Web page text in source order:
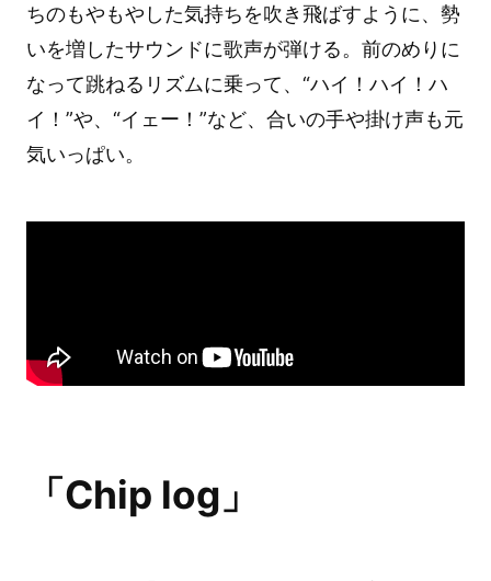
ちのもやもやした気持ちを吹き飛ばすように、勢
いを増したサウンドに歌声が弾ける。前のめりに
なって跳ねるリズムに乗って、“ハイ！ハイ！ハ
イ！”や、“イェー！”など、合いの手や掛け声も元
気いっぱい。
「Chip log」